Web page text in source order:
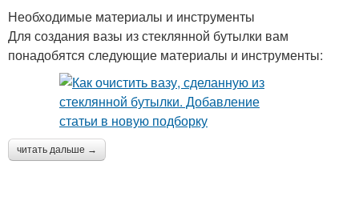
Необходимые материалы и инструменты
Для создания вазы из стеклянной бутылки вам
понадобятся следующие материалы и инструменты:
читать дальше →